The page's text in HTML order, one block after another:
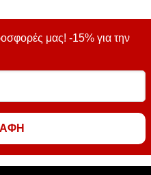
μας! -15% για την